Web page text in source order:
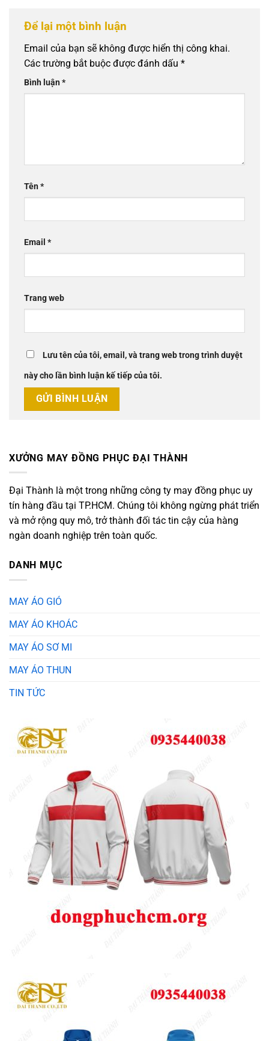
Để lại một bình luận
Email của bạn sẽ không được hiển thị công khai.
Các trường bắt buộc được đánh dấu *
Bình luận*
Tên*
Email *
Trang web
Lưu tên của tôi, email, và trang web trong trình duyệt
này cho lần bình luận kế tiếp của tôi.
XƯỞNG MAY ĐỒNG PHỤC ĐẠI THÀNH
Đại Thành là một trong những công ty may đồng phục uy
tín hàng đầu tại TP.HCM. Chúng tôi không ngừng phát triển
và mở rộng quy mô, trở thành đối tác tin cậy của hàng
ngàn doanh nghiệp trên toàn quốc.
DANH MỤC
MAY ÁO GIÓ
MAY ÁO KHOÁC
MAY ÁO SƠ MI
MAY ÁO THUN
TIN TỨC